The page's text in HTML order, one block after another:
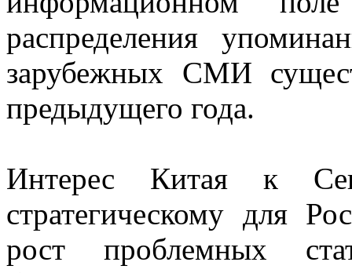
распределения
зарубежных СМИ
предыдущего года.
Интерес Китая к
стратегическому для
рост проблемных